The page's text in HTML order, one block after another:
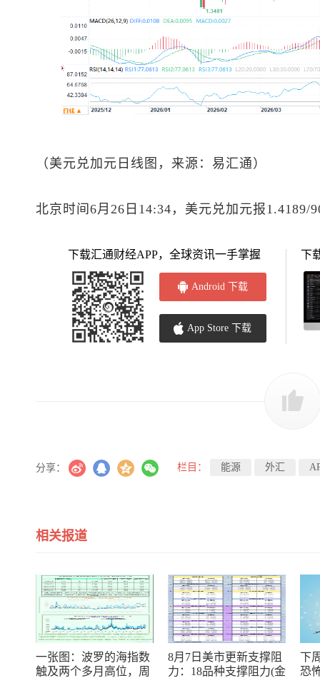
（ 美元兑加元 日线图，来源：易汇通）
北京时间6月26日14:34， 美元兑加元报1.4189/
下载汇通财经APP，全球资讯一手掌握
Android 下载
App Store 下载
下
分享： 栏目： 能源 外汇
相关报道
一张图：波罗的海指数
触及两个多月高位，周
8月7日美市更新支撑阻
力：18品种支撑阻力(金
下
恐